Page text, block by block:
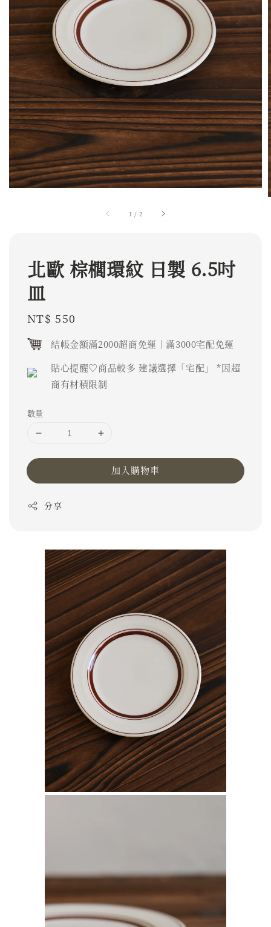
1 / 2
北歐 棕櫚環紋 日製 6.5吋
皿
Regular
price
NT$ 550
結帳金額滿2000超商免運｜滿3000宅配免運
貼心提醒♡商品較多 建議選擇「宅配」 *因超
商有材積限制
數量
加入購物車
分享